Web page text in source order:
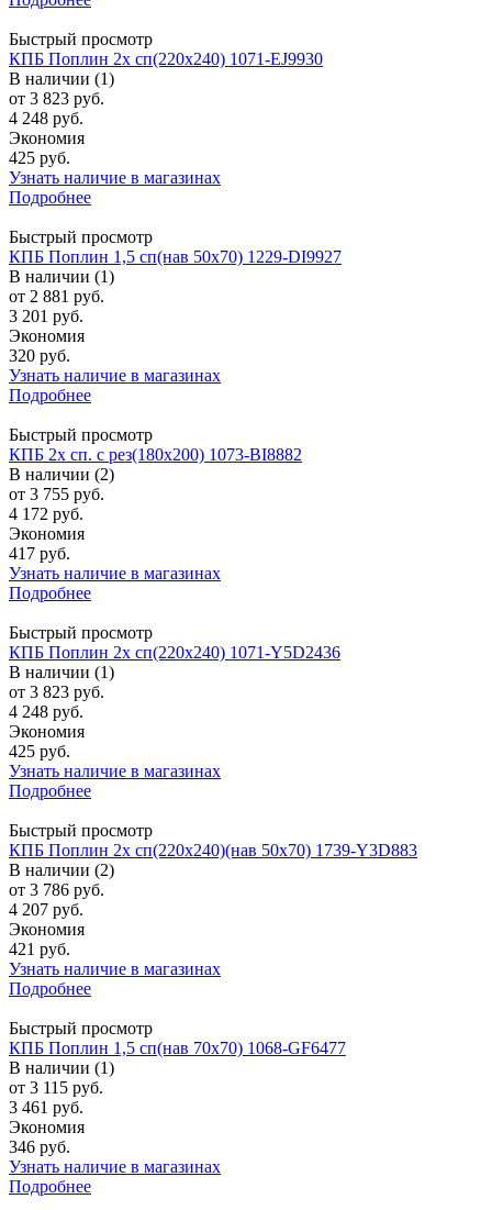
Быстрый просмотр
КПБ Поплин 2х сп(220х240) 1071-EJ9930
В наличии (1)
от 3 823 руб.
4 248 руб.
Экономия
425 руб.
Узнать наличие в магазинах
Подробнее
Быстрый просмотр
КПБ Поплин 1,5 сп(нав 50х70) 1229-DI9927
В наличии (1)
от 2 881 руб.
3 201 руб.
Экономия
320 руб.
Узнать наличие в магазинах
Подробнее
Быстрый просмотр
КПБ 2х сп. с рез(180х200) 1073-BI8882
В наличии (2)
от 3 755 руб.
4 172 руб.
Экономия
417 руб.
Узнать наличие в магазинах
Подробнее
Быстрый просмотр
КПБ Поплин 2х сп(220х240) 1071-Y5D2436
В наличии (1)
от 3 823 руб.
4 248 руб.
Экономия
425 руб.
Узнать наличие в магазинах
Подробнее
Быстрый просмотр
КПБ Поплин 2х сп(220х240)(нав 50х70) 1739-Y3D883
В наличии (2)
от 3 786 руб.
4 207 руб.
Экономия
421 руб.
Узнать наличие в магазинах
Подробнее
Быстрый просмотр
КПБ Поплин 1,5 сп(нав 70х70) 1068-GF6477
В наличии (1)
от 3 115 руб.
3 461 руб.
Экономия
346 руб.
Узнать наличие в магазинах
Подробнее